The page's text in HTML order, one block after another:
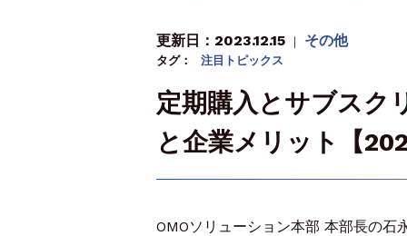
更新日：2023.12.15 ｜ その他
タグ： 注目トピックス
定期購入とサブスク
と企業メリット【
OMOソリューション本部 本部長の石